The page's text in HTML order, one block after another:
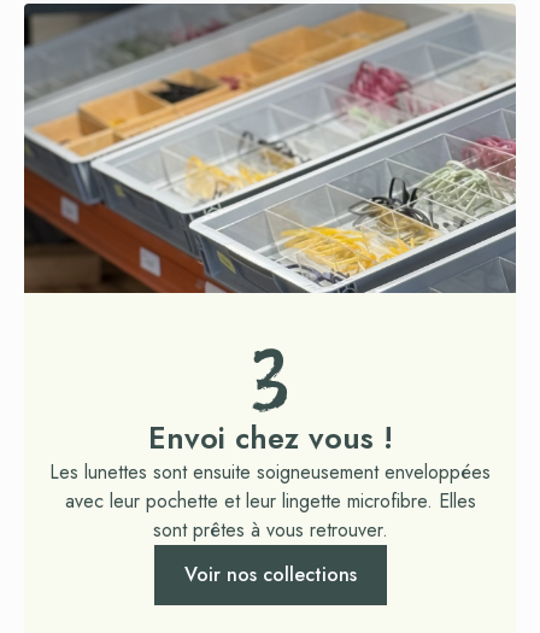
3
Envoi chez vous !
Les lunettes sont ensuite soigneusement enveloppées
avec leur pochette et leur lingette microfibre. Elles
sont prêtes à vous retrouver.
Voir nos collections